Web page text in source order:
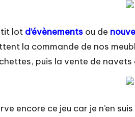
lot d’évènements ou de
la commande de nos
puis la vente de
encore ce jeu car je n’en suis